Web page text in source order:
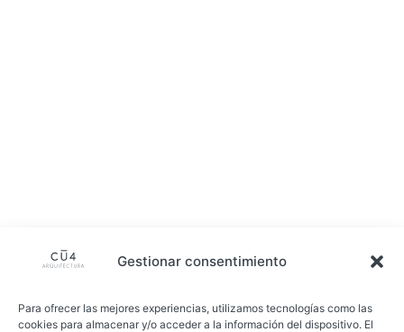
Gestionar consentimiento
Para ofrecer las mejores experiencias, utilizamos tecnologías como las
cookies para almacenar y/o acceder a la información del dispositivo. El